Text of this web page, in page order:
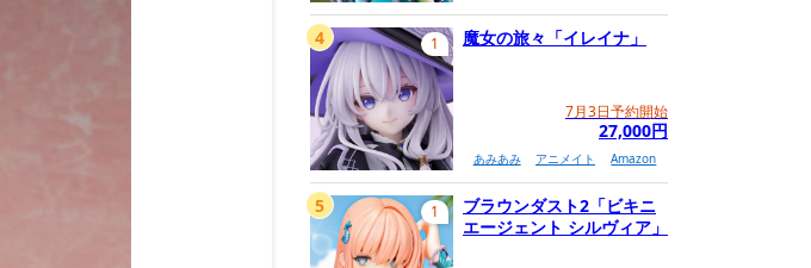
魔女の旅々「イレイナ」
7月3日予約開始
27,000円
あみあみ アニメイト Amazon
1
4
ブラウンダスト2「ビキニ
エージェント シルヴィア」
1
5